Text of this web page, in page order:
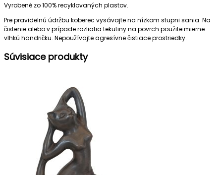
Vyrobené zo 100% recyklovaných plastov.
Pre pravidelnú údržbu koberec vysávajte na nízkom stupni sania. Na
čistenie alebo v prípade rozliatia tekutiny na povrch použite mierne
vlhkú handričku. Nepoužívajte agresívne čistiace prostriedky.
Súvisiace produkty